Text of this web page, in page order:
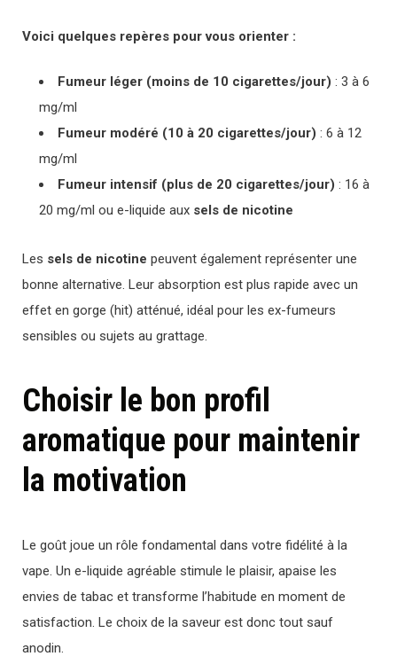
Voici quelques repères pour vous orienter :
Fumeur léger (moins de 10 cigarettes/jour) : 3 à 6
mg/ml
Fumeur modéré (10 à 20 cigarettes/jour) : 6 à 12
mg/ml
Fumeur intensif (plus de 20 cigarettes/jour) : 16 à
20 mg/ml ou e-liquide aux sels de nicotine
Les sels de nicotine peuvent également représenter une
bonne alternative. Leur absorption est plus rapide avec un
effet en gorge (hit) atténué, idéal pour les ex-fumeurs
sensibles ou sujets au grattage.
Choisir le bon profil
aromatique pour maintenir
la motivation
Le goût joue un rôle fondamental dans votre fidélité à la
vape. Un e-liquide agréable stimule le plaisir, apaise les
envies de tabac et transforme l’habitude en moment de
satisfaction. Le choix de la saveur est donc tout sauf
anodin.